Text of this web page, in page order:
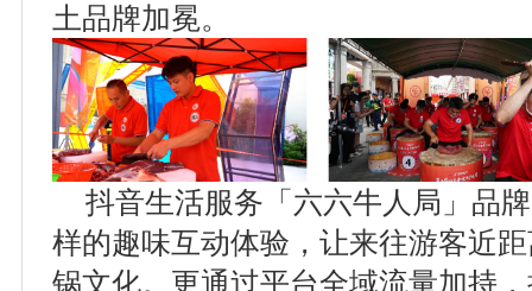
土品牌加冕。
抖音生活服务「六六牛人局」品
样的趣味互动体验，让来往游客近
锅文化。更通过平台全域流量加持